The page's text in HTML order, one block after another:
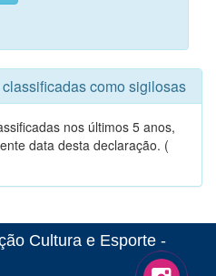
como sigilosas
nos últimos 5 anos,
data desta declaração. (
Cultura e Esporte -